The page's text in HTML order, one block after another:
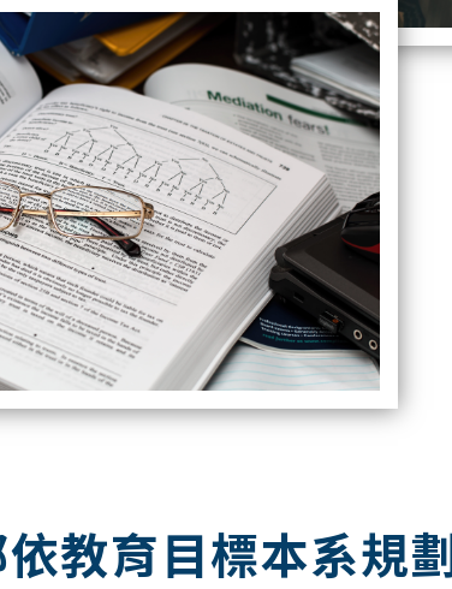
教育目標本系規